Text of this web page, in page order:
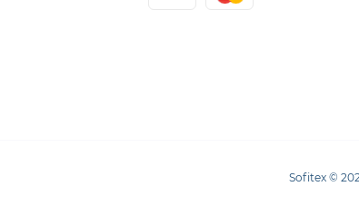
Sofitex ©